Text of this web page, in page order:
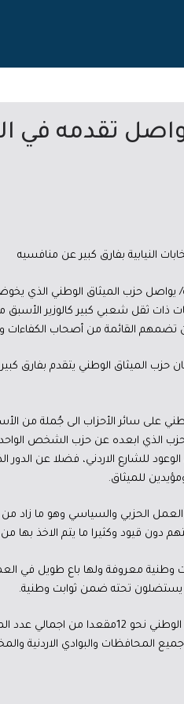
تقدمه في
النيابية بفارق كبير عن منافسيه
يواصل حزب الميثاق الوطني الذي
ثقل شعبي كبير كالوزير الأسبق
القائمة من أصحاب الكفاءات
الميثاق الوطني يتقدم بفارق
سائر الأحزاب الى جُملة من
الذي ابعده عن حزب الشخص
للشارع الاردني، فضلا عن الدور
للميثاق.
العمل الحزبي والسياسي وهو ما
دون قيود وكثيرا ما يتم الاخذ بها من
وطنية معروفة ولها باع طويل
يستضلون تحته ضمن ثوابت وطنية.
يتوقع مراقبون أن يحصد حزب الميثاق
المحافظات والبوادي الاردنية